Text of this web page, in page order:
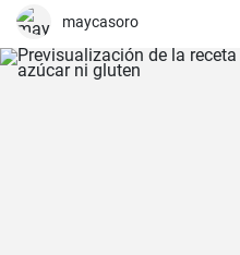
maycasoro